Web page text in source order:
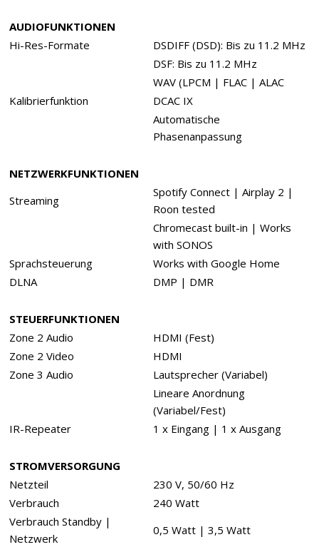
AUDIOFUNKTIONEN
Hi-Res-Formate
DSDIFF (DSD): Bis zu 11.2 MHz
DSF: Bis zu 11.2 MHz
WAV (LPCM | FLAC | ALAC
Kalibrierfunktion
DCAC IX
Automatische
Phasenanpassung
NETZWERKFUNKTIONEN
Streaming
Spotify Connect | Airplay 2 |
Roon tested
Chromecast built-in | Works
with SONOS
Sprachsteuerung
Works with Google Home
DLNA
DMP | DMR
STEUERFUNKTIONEN
Zone 2 Audio
HDMI (Fest)
Zone 2 Video
HDMI
Zone 3 Audio
Lautsprecher (Variabel)
Lineare Anordnung
(Variabel/Fest)
IR-Repeater
1 x Eingang | 1 x Ausgang
STROMVERSORGUNG
Netzteil
230 V, 50/60 Hz
Verbrauch
240 Watt
Verbrauch Standby |
Netzwerk
0,5 Watt | 3,5 Watt